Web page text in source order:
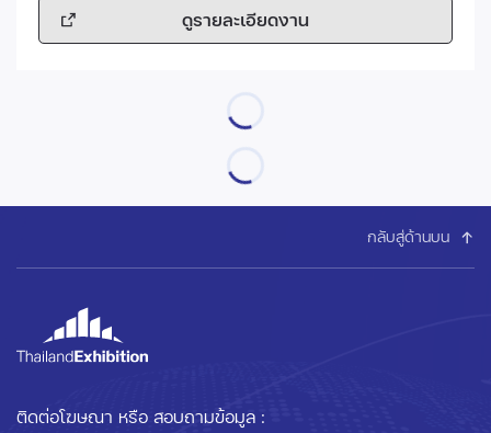
ดูรายละเอียดงาน
กลับสู่ด้านบน
ติดต่อโฆษณา หรือ สอบถามข้อมูล :